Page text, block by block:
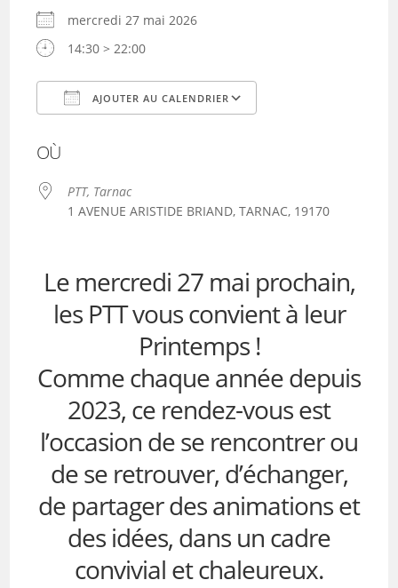
mercredi 27 mai 2026
14:30 > 22:00
AJOUTER AU CALENDRIER
OÙ
PTT, Tarnac
1 AVENUE ARISTIDE BRIAND, TARNAC, 19170
Le mercredi 27 mai prochain,
les PTT vous convient à leur
Printemps !
Comme chaque année depuis
2023, ce rendez-vous est
l’occasion de se rencontrer ou
de se retrouver, d’échanger,
de partager des animations et
des idées, dans un cadre
convivial et chaleureux.